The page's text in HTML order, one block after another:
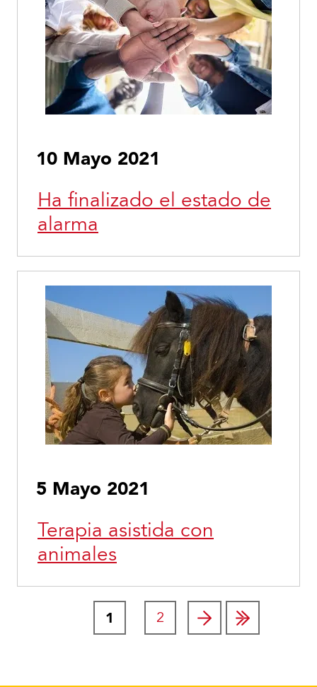
10 Mayo 2021
Ha finalizado el estado de
alarma
5 Mayo 2021
Terapia asistida con
animales
Paginación
Página actual
1 Page
2